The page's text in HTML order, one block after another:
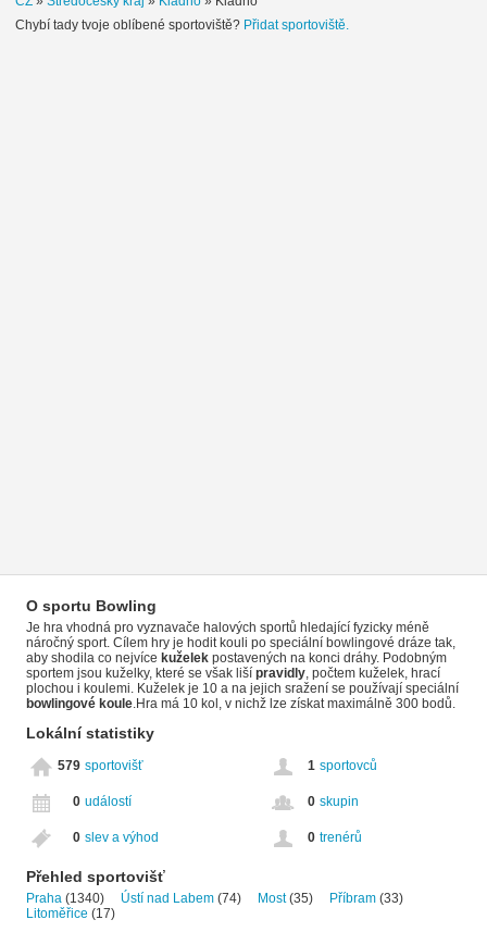
Chybí tady tvoje oblíbené sportoviště? Přidat sportoviště.
O sportu Bowling
Je hra vhodná pro vyznavače halových sportů hledající fyzicky méně
náročný sport. Cílem hry je hodit kouli po speciální bowlingové dráze tak,
aby shodila co nejvíce kuželek postavených na konci dráhy. Podobným
sportem jsou kuželky, které se však liší pravidly , počtem kuželek, hrací
plochou i koulemi. Kuželek je 10 a na jejich sražení se používají speciální
bowlingové koule .Hra má 10 kol, v nichž lze získat maximálně 300 bodů.
Lokální statistiky
579 sportovišť 1 sportovců
0 událostí 0 skupin
0 slev a výhod 0 trenérů
Přehled sportovišť
Praha (1340) Ústí nad Labem (74) Most (35) Příbram (33)
Litoměřice (17)